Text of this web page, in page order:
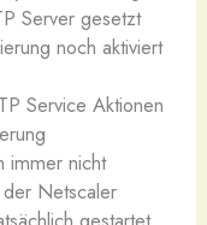
Server gesetzt
noch aktiviert
Service Aktionen
immer nicht
Netscaler